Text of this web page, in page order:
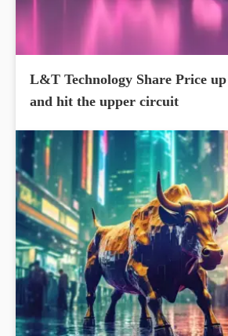
L&T Technology Share Price
and hit the upper circuit